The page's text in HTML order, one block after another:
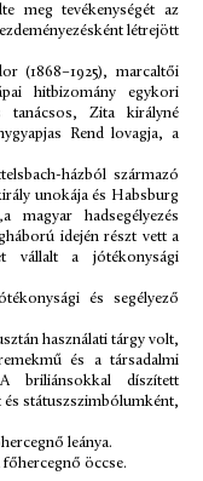
meg tevékenységét az
létrejött
(1868–1925), marcaltői
hitbizomány egykori
tanácsos, Zita királyné
Rend lovagja, a
házból származó
unokája és Habsburg
magyar hadsegélyezés
idején részt vett a
vállalt a jótékonysági
és segélyező
használati tárgy volt,
és a társadalmi
briliánsokkal díszített
státuszszimbólumként,
leánya.
öccse.